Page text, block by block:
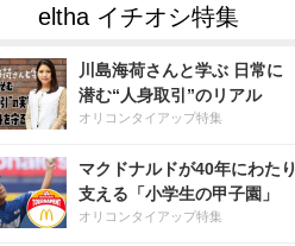
川島海荷さんと学ぶ 日常に
潜む“人身取引”のリアル
オリコンタイアップ特集
マクドナルドが40年にわたり
支える「小学生の甲子園」
オリコンタイアップ特集